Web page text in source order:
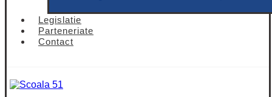
Legislatie
Parteneriate
Contact